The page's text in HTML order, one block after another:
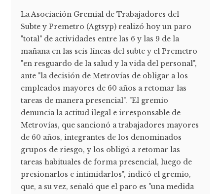
La Asociación Gremial de Trabajadores del
Subte y Premetro (Agtsyp) realizó hoy un paro
"total" de actividades entre las 6 y las 9 de la
mañana en las seis líneas del subte y el Premetro
"en resguardo de la salud y la vida del personal",
ante "la decisión de Metrovías de obligar a los
empleados mayores de 60 años a retomar las
tareas de manera presencial". "El gremio
denuncia la actitud ilegal e irresponsable de
Metrovías, que sancionó a trabajadores mayores
de 60 años, integrantes de los denominados
grupos de riesgo, y los obligó a retomar las
tareas habituales de forma presencial, luego de
presionarlos e intimidarlos", indicó el gremio,
que, a su vez, señaló que el paro es "una medida